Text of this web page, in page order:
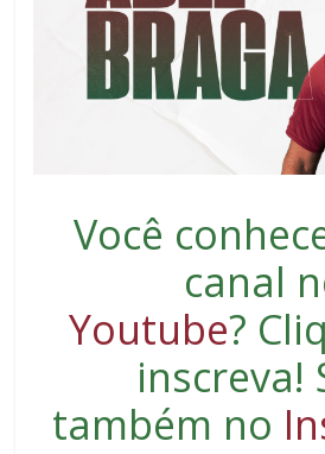
Você
canal
Youtube?
inscreva!
também no